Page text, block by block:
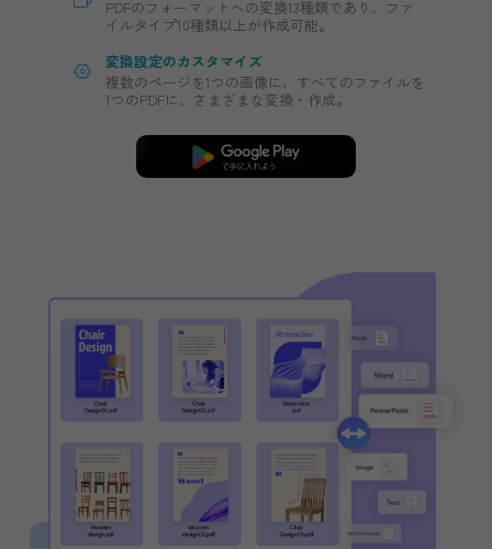
どんなフォーマットでも、バッ
更
Word、Excel、PowerPoint、画像など、さまざま
ーマットとPDFファイルを、簡単にバッチ変換